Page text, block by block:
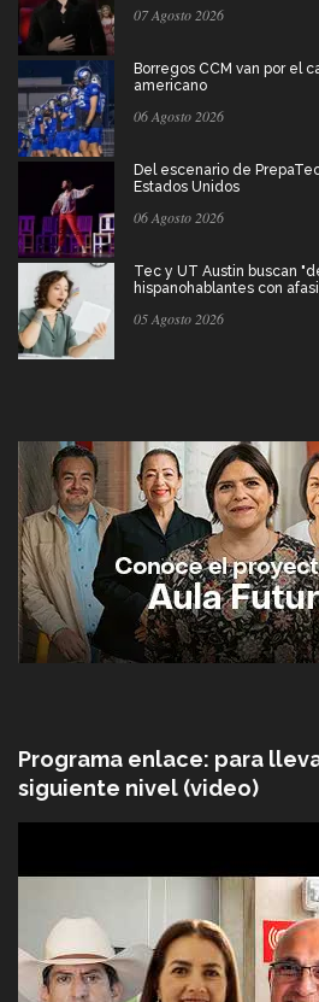
07 Agosto 2026
Borregos CCM van por el
americano
06 Agosto 2026
Del escenario de
Estados Unidos
06 Agosto 2026
Tec y UT Austin buscan
hispanohablantes con
05 Agosto 2026
Programa enlace: para
siguiente nivel (video)